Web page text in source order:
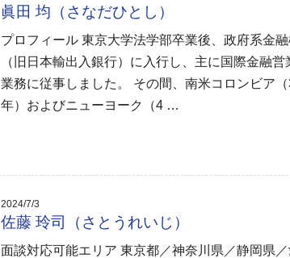
眞田 均（さなだひとし）
プロフィール 東京大学法学部卒業後、政府系金
（旧日本輸出入銀行）に入行し、主に国際金融
業務に従事しました。 その間、南米コロンビア
年）およびニューヨーク（4 …
2024/7/3
佐藤 玲司（さとうれいじ）
面談対応可能エリア 東京都／神奈川県／静岡県